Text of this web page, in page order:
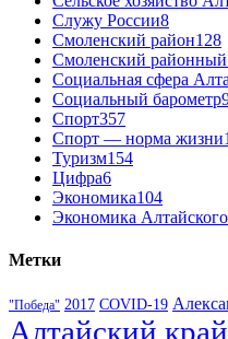
Служу России8
Смоленский район128
Смоленский районный
Социальная сфера
Социальный барометр
Спорт357
Спорт — норма жизни
Туризм154
Цифра6
Экономика104
Экономика
Метки
"Победа" 2017 COVID-19
Алтайский край